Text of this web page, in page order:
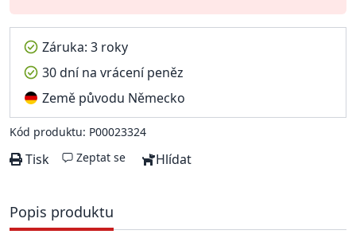
Záruka: 3 roky
30 dní na vrácení peněz
Země původu Německo
Kód produktu: P00023324
Tisk Zeptat se Hlídat
Popis produktu